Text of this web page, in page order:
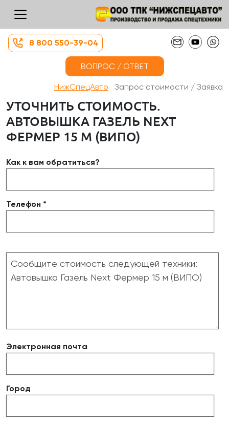
8 800 550-39-04
ВОПРОС / ОТВЕТ
НижСпецАвто Запрос стоимости / Заявка
УТОЧНИТЬ СТОИМОСТЬ.
АВТОВЫШКА ГАЗЕЛЬ NEXT
ФЕРМЕР 15 М (ВИПО)
Как к вам обратиться?
Телефон *
Электронная почта
Город